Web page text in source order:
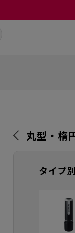
丸型・楕
タイプ